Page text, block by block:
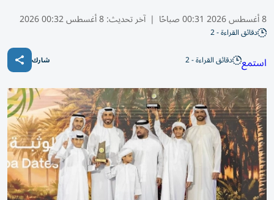
8 أغسطس 2026 00:31 صباحًا | آخر تحديث:8 أغسطس 00:32 2026
دقائق القراءة - 2
استمع دقائق القراءة - 2 شارك